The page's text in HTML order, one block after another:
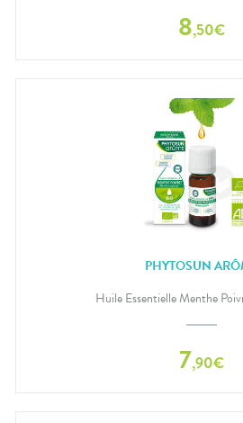
8,50€
PHYTOSUN
Huile Essentielle Menthe
7,90€